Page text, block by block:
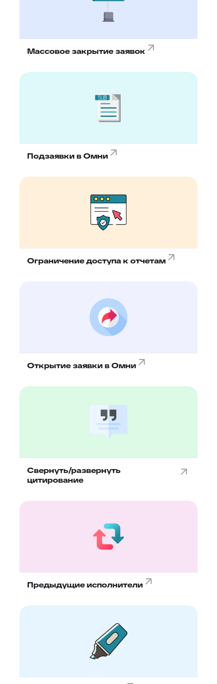
Массовое закрытие заявок
Подзаявки в Омни
Ограничение доступа к отчетам
Открытие заявки в Омни
Свернуть/развернуть
цитирование
Предыдущие исполнители